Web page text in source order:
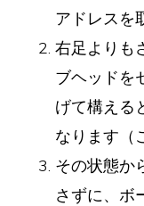
アドレスを
右足よりも
ブヘッドを
げて構える
なります（
その状態か
さずに、ボ